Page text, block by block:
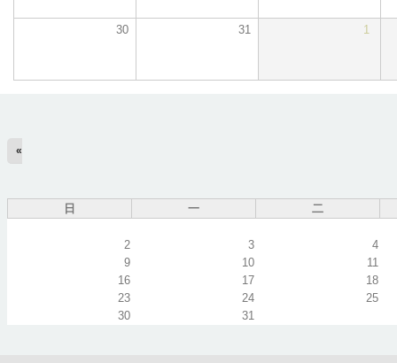
30 31 1
«
日 一 二
2 3
4
9
10
11
16
17
18
23
24
25
30
31